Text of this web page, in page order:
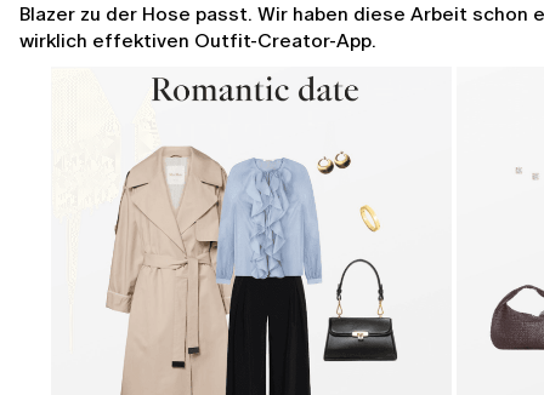
Blazer zu der Hose passt. Wir haben diese Arbeit schon
wirklich effektiven Outfit-Creator-App.